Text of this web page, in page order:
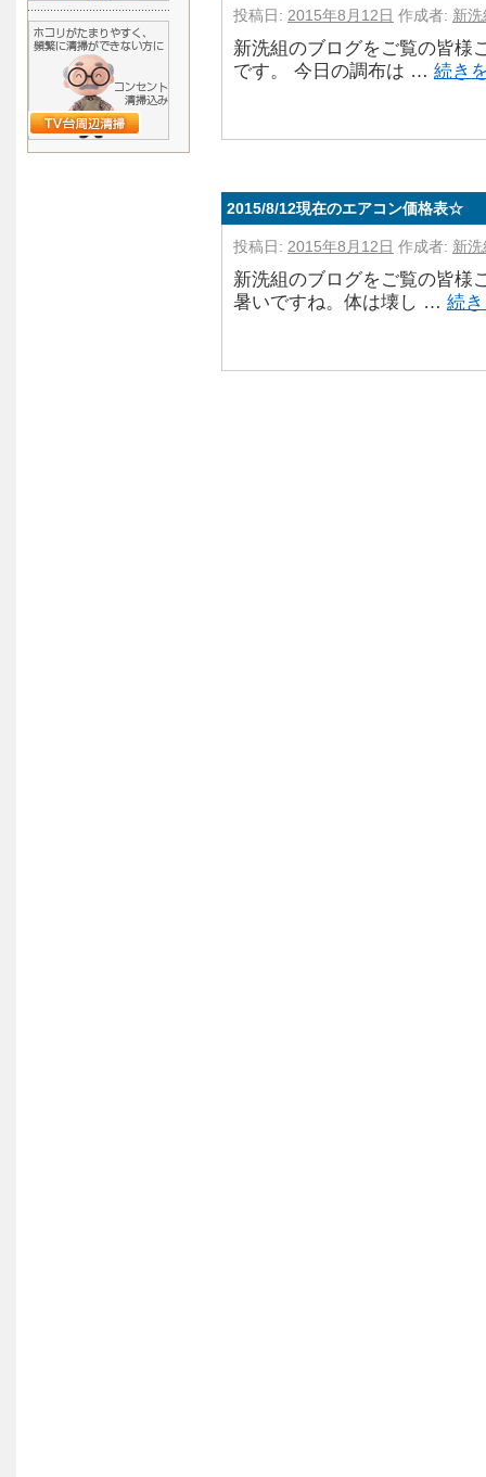
投稿日: 2015年8月12日 作成者: 新洗
新洗組のブログをご覧の皆
です。 今日の調布は … 続き
2015/8/12現在のエアコン価格表☆
投稿日: 2015年8月12日 作成者: 新洗
新洗組のブログをご覧の皆
暑いですね。体は壊し … 続